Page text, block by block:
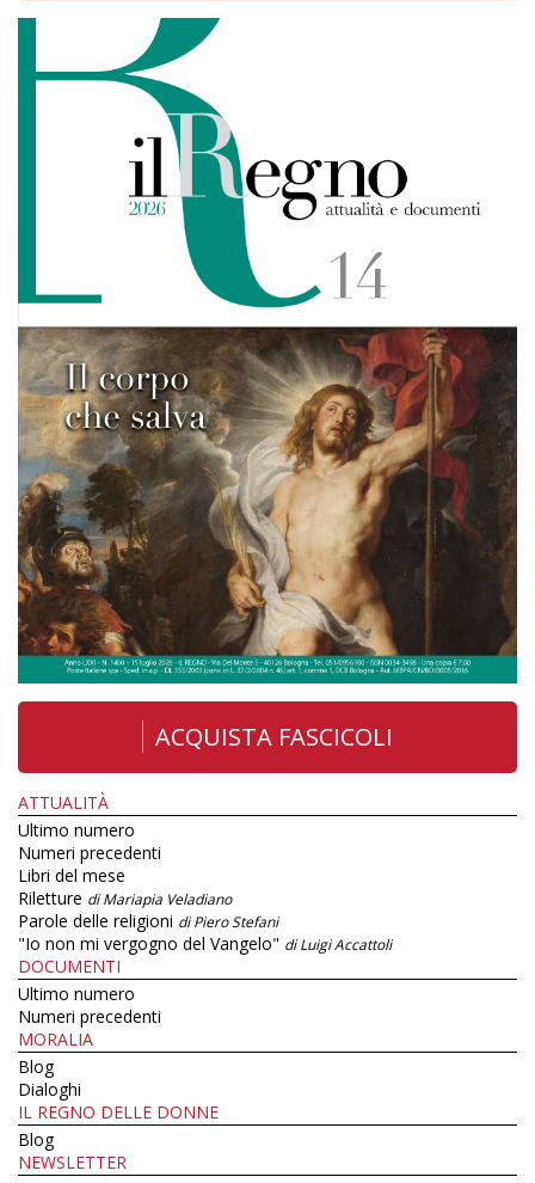
ACQUISTA FASCICOLI
ATTUALITÀ
Ultimo numero
Numeri precedenti
Libri del mese
Riletture di Mariapia Veladiano
Parole delle religioni di Piero Stefani
"Io non mi vergogno del Vangelo" di Luigi Accattoli
DOCUMENTI
Ultimo numero
Numeri precedenti
MORALIA
Blog
Dialoghi
IL REGNO DELLE DONNE
Blog
NEWSLETTER